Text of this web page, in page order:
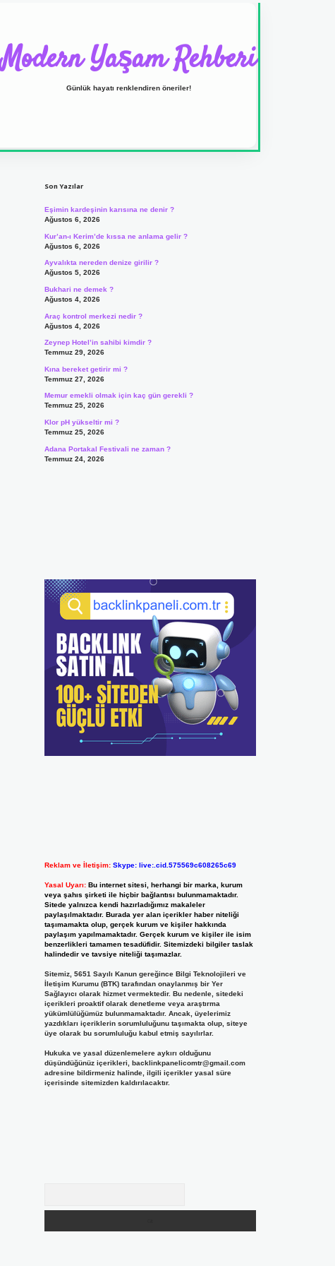
Modern Yaşam Rehberi
Günlük hayatı renklendiren öneriler!
Son Yazılar
Eşimin kardeşinin karısına ne denir ?
Ağustos 6, 2026
Kur’an-ı Kerim’de kıssa ne anlama gelir ?
Ağustos 6, 2026
Ayvalıkta nereden denize girilir ?
Ağustos 5, 2026
Bukhari ne demek ?
Ağustos 4, 2026
Araç kontrol merkezi nedir ?
Ağustos 4, 2026
Zeynep Hotel’in sahibi kimdir ?
Temmuz 29, 2026
Kına bereket getirir mi ?
Temmuz 27, 2026
Memur emekli olmak için kaç gün gerekli ?
Temmuz 25, 2026
Klor pH yükseltir mi ?
Temmuz 25, 2026
Adana Portakal Festivali ne zaman ?
Temmuz 24, 2026
Reklam ve İletişim: Skype: live:.cid.575569c608265c69
Yasal Uyarı: Bu internet sitesi, herhangi bir marka, kurum
veya şahıs şirketi ile hiçbir bağlantısı bulunmamaktadır.
Sitede yalnızca kendi hazırladığımız makaleler
paylaşılmaktadır. Burada yer alan içerikler haber niteliği
taşımamakta olup, gerçek kurum ve kişiler hakkında
paylaşım yapılmamaktadır. Gerçek kurum ve kişiler ile isim
benzerlikleri tamamen tesadüfidir. Sitemizdeki bilgiler taslak
halindedir ve tavsiye niteliği taşımazlar.
Sitemiz, 5651 Sayılı Kanun gereğince Bilgi Teknolojileri ve
İletişim Kurumu (BTK) tarafından onaylanmış bir Yer
Sağlayıcı olarak hizmet vermektedir. Bu nedenle, sitedeki
içerikleri proaktif olarak denetleme veya araştırma
yükümlülüğümüz bulunmamaktadır. Ancak, üyelerimiz
yazdıkları içeriklerin sorumluluğunu taşımakta olup, siteye
üye olarak bu sorumluluğu kabul etmiş sayılırlar.
Hukuka ve yasal düzenlemelere aykırı olduğunu
düşündüğünüz içerikleri, backlinkpanelicomtr@gmail.com
adresine bildirmeniz halinde, ilgili içerikler yasal süre
içerisinde sitemizden kaldırılacaktır.
ilbet yeni giriş adresi